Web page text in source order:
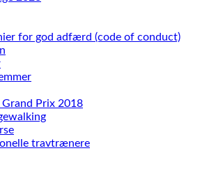
for god adfærd (code of conduct)
Prix 2018
travtrænere